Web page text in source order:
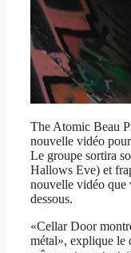
The Atomic Beau
nouvelle vidéo
Le groupe sortira
Hallows Eve) et
nouvelle vidéo que
dessous.
«Cellar Door
métal», explique le